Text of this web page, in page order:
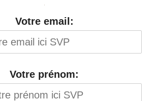
Votre email:
Votre prénom: